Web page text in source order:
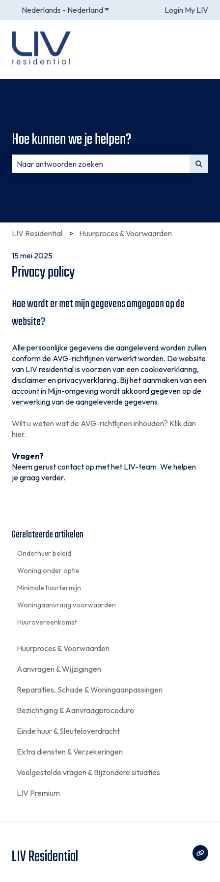
Nederlands - NederlandSubmenu tonen voor vertalingen
Login My LIV
Hoe kunnen we je helpen?
LIV Residential Huurproces & Voorwaarden
15 mei 2025
Privacy policy
Hoe wordt er met mijn gegevens omgegaan op de
website?
Alle persoonlijke gegevens die aangeleverd worden zullen
conform de AVG-richtlijnen verwerkt worden. De website
van LIV residential is voorzien van een cookieverklaring,
disclaimer en privacyverklaring. Bij het aanmaken van een
account in Mijn-omgeving wordt akkoord gegeven op de
verwerking van de aangeleverde gegevens.
Wilt u weten wat de AVG-richtlijnen inhouden? Klik dan
hier.
Vragen?
Neem gerust contact op met het LIV-team. We helpen
je graag verder.
Gerelateerde artikelen
Onderhuur beleid
Woning onder optie
Minimale huurtermijn
Woningaanvraag voorwaarden
Huurovereenkomst
Huurproces & Voorwaarden
Aanvragen & Wijzigingen
Reparaties, Schade & Woningaanpassingen
Bezichtiging & Aanvraagprocedure
Einde huur & Sleuteloverdracht
Extra diensten & Verzekeringen
Veelgestelde vragen & Bijzondere situaties
LIV Premium
LIV Residential